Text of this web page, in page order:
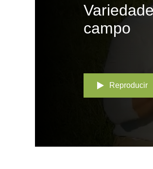
campo
Reproducir